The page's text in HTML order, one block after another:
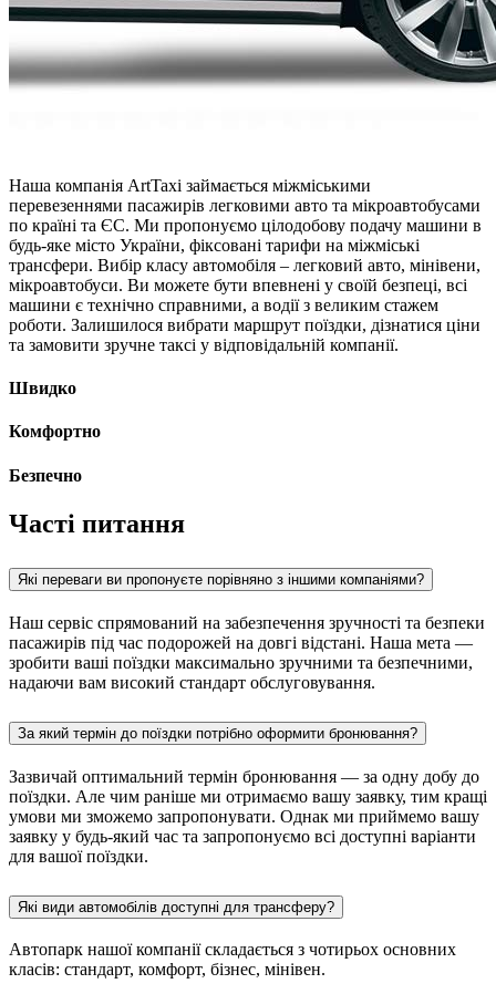
Наша компанія ArtTaxi займається міжміськими
перевезеннями пасажирів легковими авто та мікроавтобусами
по країні та ЄС. Ми пропонуємо цілодобову подачу машини в
будь-яке місто України, фіксовані тарифи на міжміські
трансфери. Вибір класу автомобіля – легковий авто, мінівени,
мікроавтобуси. Ви можете бути впевнені у своїй безпеці, всі
машини є технічно справними, а водії з великим стажем
роботи. Залишилося вибрати маршрут поїздки, дізнатися ціни
та замовити зручне таксі у відповідальній компанії.
Швидко
Комфортно
Безпечно
Часті питання
Які переваги ви пропонуєте порівняно з іншими компаніями?
Наш сервіс спрямований на забезпечення зручності та безпеки
пасажирів під час подорожей на довгі відстані. Наша мета —
зробити ваші поїздки максимально зручними та безпечними,
надаючи вам високий стандарт обслуговування.
За який термін до поїздки потрібно оформити бронювання?
Зазвичай оптимальний термін бронювання — за одну добу до
поїздки. Але чим раніше ми отримаємо вашу заявку, тим кращі
умови ми зможемо запропонувати. Однак ми приймемо вашу
заявку у будь-який час та запропонуємо всі доступні варіанти
для вашої поїздки.
Які види автомобілів доступні для трансферу?
Автопарк нашої компанії складається з чотирьох основних
класів: стандарт, комфорт, бізнес, мінівен.